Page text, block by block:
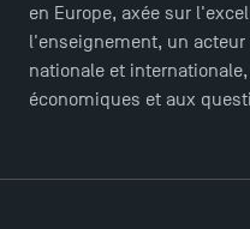
Ouverture des
2025
en Europe, axée sur
l'enseignement, un
nationale et
économiques et aux